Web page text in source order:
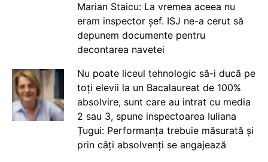
Marian Staicu: La vremea aceea nu
eram inspector șef. ISJ ne-a cerut să
depunem documente pentru
decontarea navetei
Nu poate liceul tehnologic să-i ducă pe
toți elevii la un Bacalaureat de 100%
absolvire, sunt care au intrat cu media
2 sau 3, spune inspectoarea Iuliana
Țugui: Performanța trebuie măsurată și
prin câți absolvenți se angajează